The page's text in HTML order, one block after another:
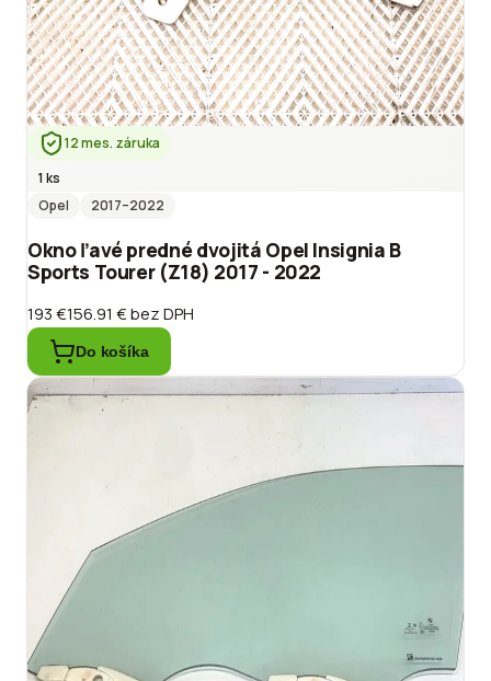
12 mes. záruka
1 ks
Opel
2017–2022
Okno ľavé predné dvojitá Opel Insignia B
Sports Tourer (Z18) 2017 - 2022
193 €156.91 €bez DPH
Do košíka